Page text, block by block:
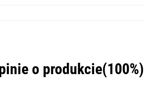
o produkcie
,
(100%)